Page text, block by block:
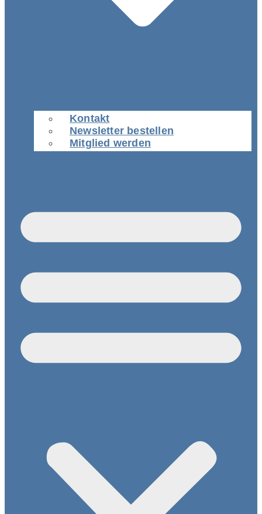
Kontakt
Newsletter bestellen
Mitglied werden